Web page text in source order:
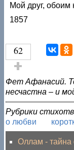
Мой друг, обоим
1857
62
Голос за!
Фет Афанасий.
несчастна – и
Рубрики
о любви
Оллам - тайна